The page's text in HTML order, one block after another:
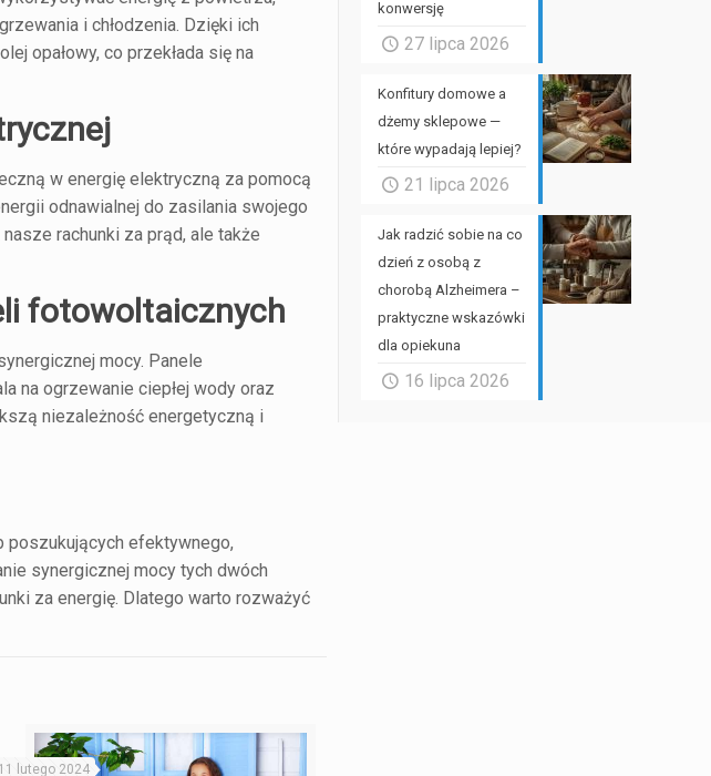
i chłodzenia. Dzięki ich
opałowy, co przekłada się na
w energię elektryczną za pomocą
odnawialnej do zasilania swojego
rachunki za prąd, ale także
fotowoltaicznych
mocy. Panele
na ogrzewanie ciepłej wody oraz
niezależność energetyczną i
poszukujących efektywnego,
synergicznej mocy tych dwóch
za energię. Dlatego warto rozważyć
11 lutego 2024
konwersję
27 lipca 2026
Konfitury domowe a
dżemy sklepowe —
które wypadają lepiej?
21 lipca 2026
Jak radzić sobie na co
dzień z osobą z
chorobą Alzheimera –
praktyczne wskazówki
dla opiekuna
16 lipca 2026